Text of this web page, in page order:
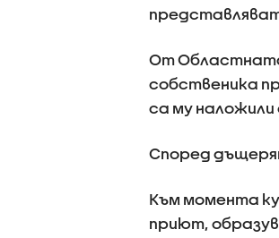
От Областната
собственика
са му наложили
Според
Към момента
приют,